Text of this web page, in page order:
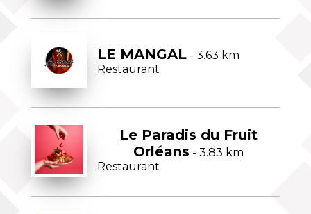
LE MANGAL- 3.63 km
Restaurant
Le Paradis du Fruit
Orléans - 3.83 km
Restaurant